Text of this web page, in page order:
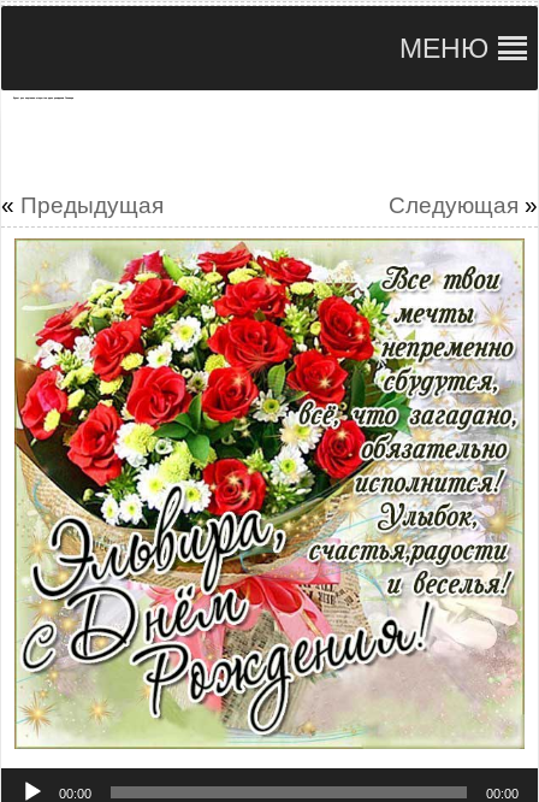
МЕНЮ
« Предыдущая Следующая »
Аудиоплеер
00:00 00:00